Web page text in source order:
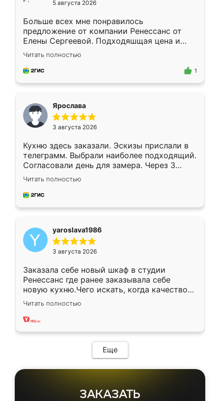
5 августа 2026
Больше всех мне понравилось
предложение от компании Ренессанс от
Елены Сергеевой. Подходяшщая цена и
короткие сроки изготовления. Приехавший
для замера сотрудник Владислав
предложил по моему эскизу самый
Читать полностью
1
Ярослава
3 августа 2026
Кухню здесь заказали. Эскизы прислали в
телеграмм. Выбрали наиболее подходящий.
Согласовали день для замера. Через 3
недели кухня была уже готова. Остались
довольны работой. Спасибо Ренессанс
мебель за качественную работу!
Читать полностью
yaroslava1986
3 августа 2026
Заказала себе новый шкаф в студии
Ренессанс где ранее заказывала себе
новую кухню.Чего искать, когда качеством
вполне довольна. Служит кухня уже почти
два года, нареканий нет.
Читать полностью
Еще
ЗАКАЗАТЬ